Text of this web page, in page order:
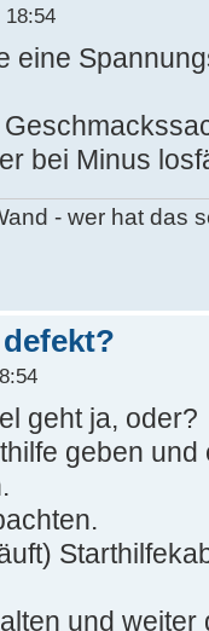
18:54
eine
bei Minus
- wer hat das
geht ja, oder?
geben und
und